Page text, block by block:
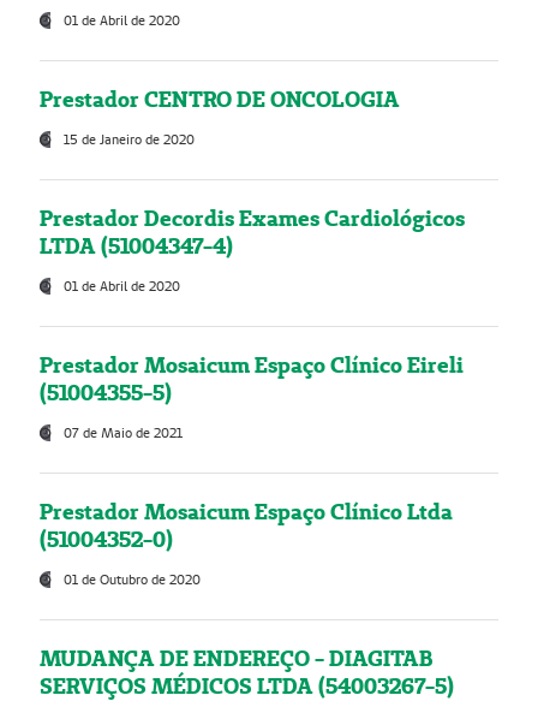
01 de Abril de 2020
Prestador CENTRO DE ONCOLOGIA
15 de Janeiro de 2020
Prestador Decordis Exames Cardiológicos
LTDA (51004347-4)
01 de Abril de 2020
Prestador Mosaicum Espaço Clínico Eireli
(51004355-5)
07 de Maio de 2021
Prestador Mosaicum Espaço Clínico Ltda
(51004352-0)
01 de Outubro de 2020
MUDANÇA DE ENDEREÇO - DIAGITAB
SERVIÇOS MÉDICOS LTDA (54003267-5)